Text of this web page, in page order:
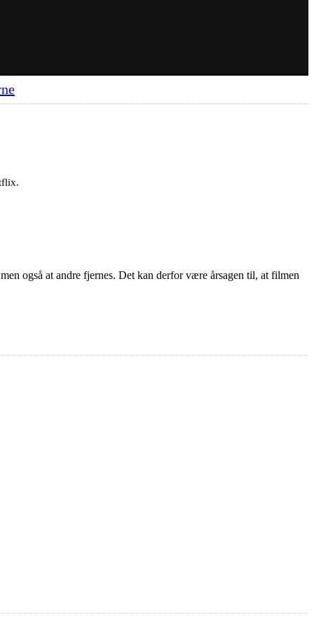
også at andre fjernes. Det kan derfor være årsagen til, at filmen